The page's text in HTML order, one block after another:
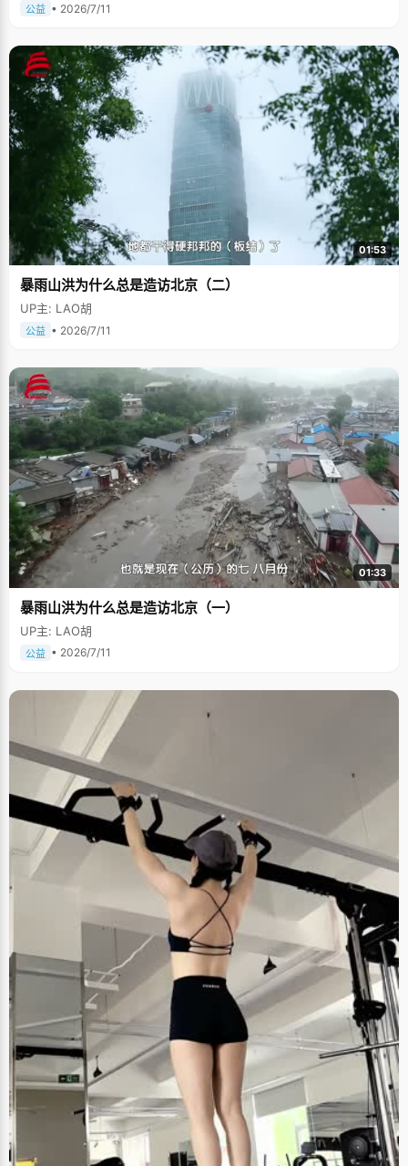
公益 • 2026/7/11
01:53
暴雨山洪为什么总是造访北京（二）
UP主: LAO胡
公益 • 2026/7/11
01:33
暴雨山洪为什么总是造访北京（一）
UP主: LAO胡
公益 • 2026/7/11